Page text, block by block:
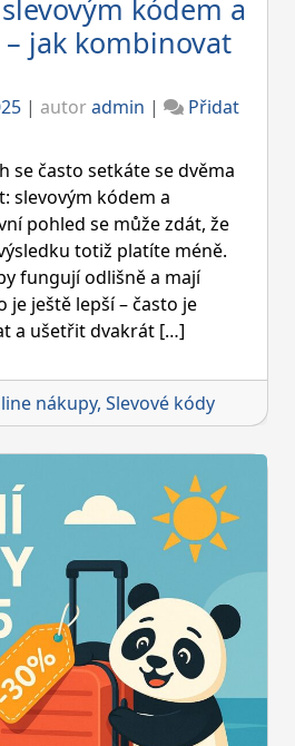
kódem a
jak kombinovat
| autoradmin |
Přidat
se často setkáte se dvěma
slevovým kódem a
pohled se může zdát, že
totiž platíte méně.
fungují odlišně a mají
je ještě lepší – často je
a ušetřit dvakrát […]
nákupy, Slevové kódy